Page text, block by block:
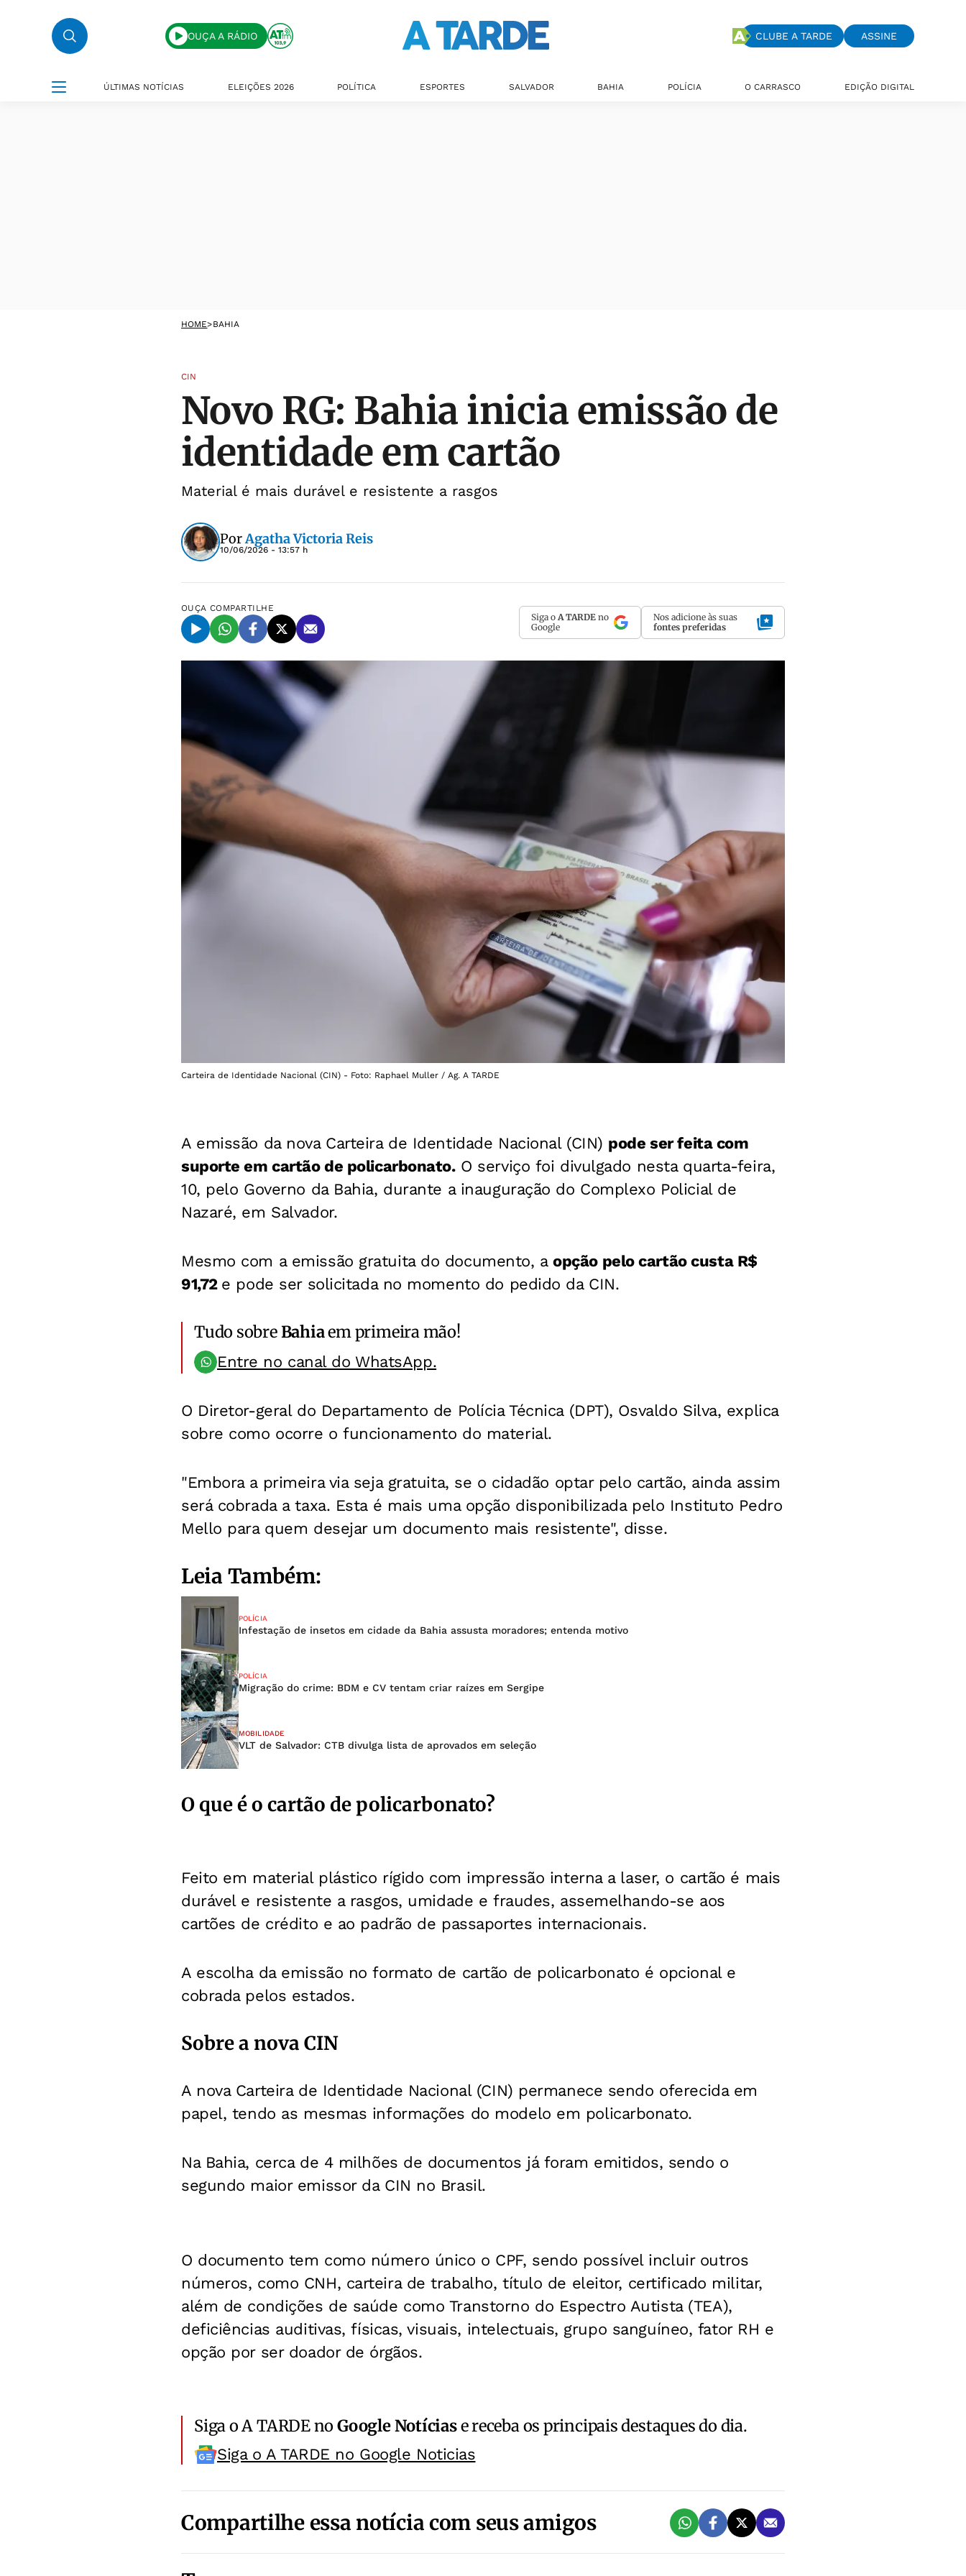
OUÇA A RÁDIO CLUBE A TARDE ASSINE
ÚLTIMAS NOTÍCIAS ELEIÇÕES 2026 POLÍTICA ESPORTES SALVADOR BAHIA POLÍCIA O CARRASCO EDIÇÃO DIGITAL
HOME>BAHIA
CIN
Novo RG: Bahia inicia emissão de
identidade em cartão
Material é mais durável e resistente a rasgos
PorAgatha Victoria Reis
10/06/2026 - 13:57 h
OUÇA COMPARTILHE
Siga o A TARDE no
Google
Nos adicione às suas
fontes preferidas
Carteira de Identidade Nacional (CIN) - Foto: Raphael Muller / Ag. A TARDE
A emissão da nova Carteira de Identidade Nacional (CIN) pode ser feita com
suporte em cartão de policarbonato.O serviço foi divulgado nesta quarta-feira,
10, pelo Governo da Bahia, durante a inauguração do Complexo Policial de
Nazaré, em Salvador.
Mesmo com a emissão gratuita do documento, aopção pelo cartão custa R$
91,72 e pode ser solicitada no momento do pedido da CIN.
Tudo sobreBahiaem primeira mão!
Entre no canal do WhatsApp.
O Diretor-geral do Departamento de Polícia Técnica (DPT), Osvaldo Silva, explica
sobre como ocorre o funcionamento do material.
"Embora a primeira via seja gratuita, se o cidadão optar pelo cartão, ainda assim
será cobrada a taxa. Esta é mais uma opção disponibilizada pelo Instituto Pedro
Mello para quem desejar um documento mais resistente", disse.
Leia Também:
POLÍCIA
Infestação de insetos em cidade da Bahia assusta moradores; entenda motivo
POLÍCIA
Migração do crime: BDM e CV tentam criar raízes em Sergipe
MOBILIDADE
VLT de Salvador: CTB divulga lista de aprovados em seleção
O que é o cartão de policarbonato?
Feito em material plástico rígido com impressão interna a laser, o cartão é mais
durável e resistente a rasgos, umidade e fraudes, assemelhando-se aos
cartões de crédito e ao padrão de passaportes internacionais.
A escolha da emissão no formato de cartão de policarbonato é opcional e
cobrada pelos estados.
Sobre a nova CIN
A nova Carteira de Identidade Nacional (CIN) permanece sendo oferecida em
papel, tendo as mesmas informações do modelo em policarbonato.
Na Bahia, cerca de 4 milhões de documentos já foram emitidos, sendo o
segundo maior emissor da CIN no Brasil.
O documento tem como número único o CPF, sendo possível incluir outros
números, como CNH, carteira de trabalho, título de eleitor, certificado militar,
além de condições de saúde como Transtorno do Espectro Autista (TEA),
deficiências auditivas, físicas, visuais, intelectuais, grupo sanguíneo, fator RH e
opção por ser doador de órgãos.
Siga o A TARDE noGoogle Notíciase receba os principais destaques do dia.
Siga o A TARDE no Google Noticias
Compartilhe essa notícia com seus amigos